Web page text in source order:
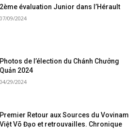
2ème évaluation Junior dans l’Hérault
07/09/2024
Photos de l’élection du Chánh Chưởng
Quản 2024
04/29/2024
Premier Retour aux Sources du Vovinam
Việt Võ Đạo et retrouvailles. Chronique